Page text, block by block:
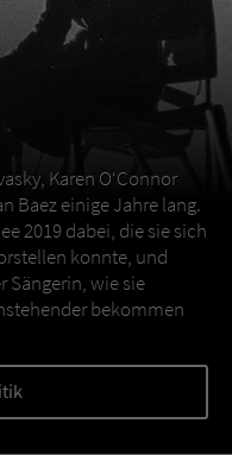
Karen O‘Connor
Baez einige Jahre lang.
2019 dabei, die sie sich
konnte, und
Sängerin, wie sie
bekommen